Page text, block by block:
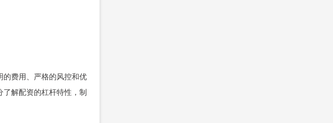
费用、严格的风控和优
解配资的杠杆特性，制